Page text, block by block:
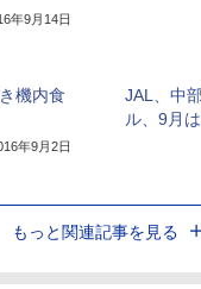
年9月14日
機内食
年9月2日
JAL、中
ル、9月
もっと関連記事を見る